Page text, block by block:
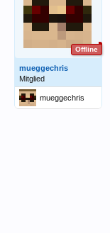
Offline
mueggechris
Mitglied
mueggechris